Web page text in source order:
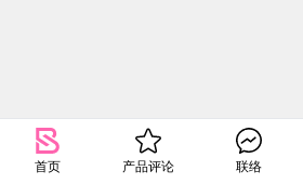
首页 产品评论 联络